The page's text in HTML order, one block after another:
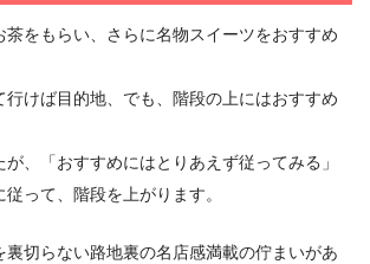
茶をもらい、さらに名物スイーツをおすすめ
行けば目的地、でも、階段の上にはおすすめ
、「おすすめにはとりあえず従ってみる」
って、階段を上がります。
裏切らない路地裏の名店感満載の佇まいがあ